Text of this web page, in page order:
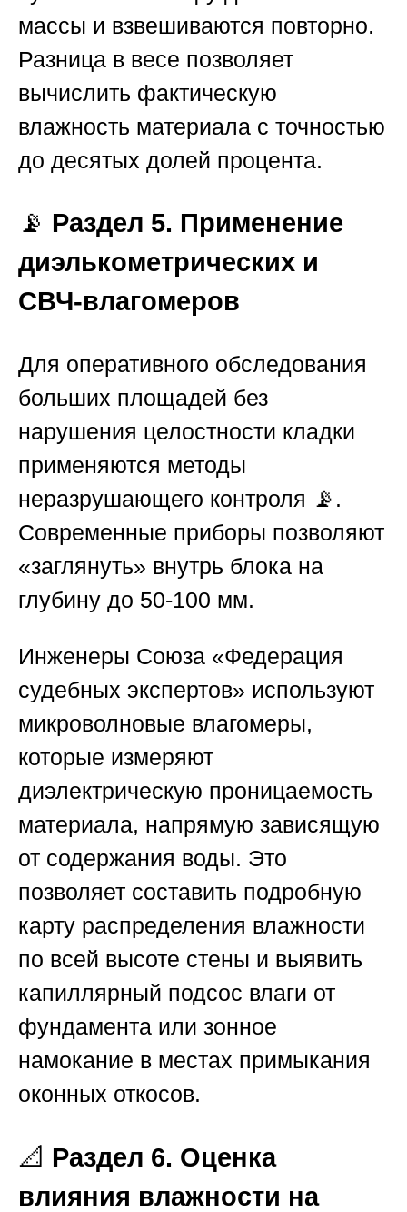
массы и взвешиваются повторно.
Разница в весе позволяет
вычислить фактическую
влажность материала с точностью
до десятых долей процента.
📡 Раздел 5. Применение
диэлькометрических и
СВЧ-влагомеров
Для оперативного обследования
больших площадей без
нарушения целостности кладки
применяются методы
неразрушающего контроля 📡.
Современные приборы позволяют
«заглянуть» внутрь блока на
глубину до 50-100 мм.
Инженеры Союза «Федерация
судебных экспертов» используют
микроволновые влагомеры,
которые измеряют
диэлектрическую проницаемость
материала, напрямую зависящую
от содержания воды. Это
позволяет составить подробную
карту распределения влажности
по всей высоте стены и выявить
капиллярный подсос влаги от
фундамента или зонное
намокание в местах примыкания
оконных откосов.
📐 Раздел 6. Оценка
влияния влажности на